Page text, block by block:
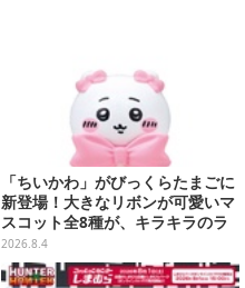
「ちいかわ」がびっくらたまごに
新登場！大きなリボンが可愛いマ
スコット全8種が、キラキラのラ
メ入り入浴剤から飛び出す
2026.8.4